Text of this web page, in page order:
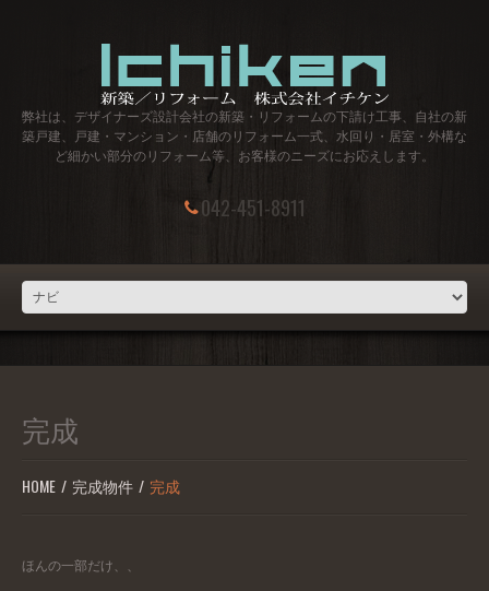
弊社は、デザイナーズ設計会社の新築・リフォームの下請け工事、自社の新
築戸建、戸建・マンション・店舗のリフォーム一式、水回り・居室・外構な
ど細かい部分のリフォーム等、お客様のニーズにお応えします。
042-451-8911
完成
HOME 完成物件 完成
ほんの一部だけ、、